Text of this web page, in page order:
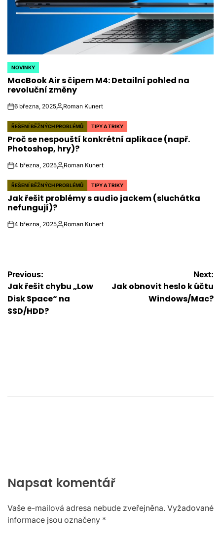
POSTED
IN
NOVINKY
MacBook Air s čipem M4: Detailní pohled na
revoluční změny
on6 března, 2025AutorRoman Kunert
POSTED
IN
ŘEŠENÍ BĚŽNÝCH PROBLÉMŮ TIPY A TRIKY
Proč se nespouští konkrétní aplikace (např.
Photoshop, hry)?
on4 března, 2025AutorRoman Kunert
POSTED
IN
ŘEŠENÍ BĚŽNÝCH PROBLÉMŮ TIPY A TRIKY
Jak řešit problémy s audio jackem (sluchátka
nefungují)?
on4 března, 2025AutorRoman Kunert
Navigace
pro
příspěvek
Previous:
Jak řešit chybu „Low
Disk Space“ na
SSD/HDD?
Next:
Jak obnovit heslo k účtu
Windows/Mac?
Napsat komentář
Vaše e-mailová adresa nebude zveřejněna. Vyžadované
informace jsou označeny *